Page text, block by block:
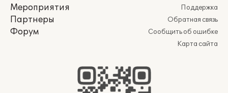
Мероприятия
Партнеры
Форум
Поддержка
Обратная связь
Сообщить об ошибке
Карта сайта